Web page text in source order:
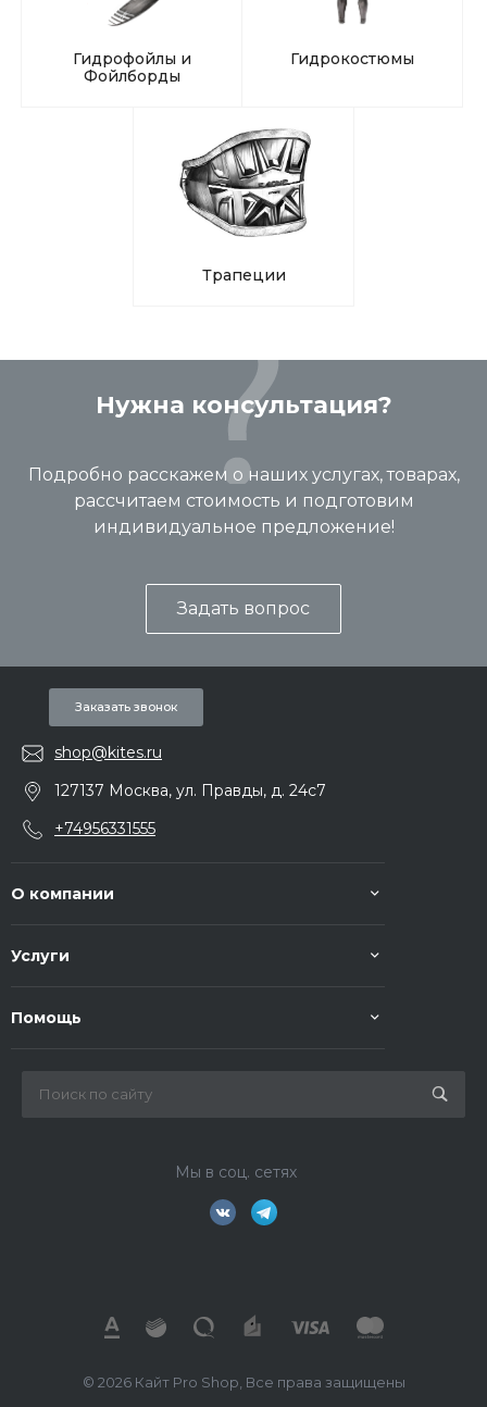
Гидрофойлы и
Фойлборды
Гидрокостюмы
Трапеции
Нужна консультация?
Подробно расскажем о наших услугах, товарах,
рассчитаем стоимость и подготовим
индивидуальное предложение!
Задать вопрос
Заказать звонок
shop@kites.ru
127137 Москва, ул. Правды, д. 24с7
+74956331555
О компании
Услуги
Помощь
Мы в соц. сетях
© 2026 Кайт Pro Shop, Все права защищены